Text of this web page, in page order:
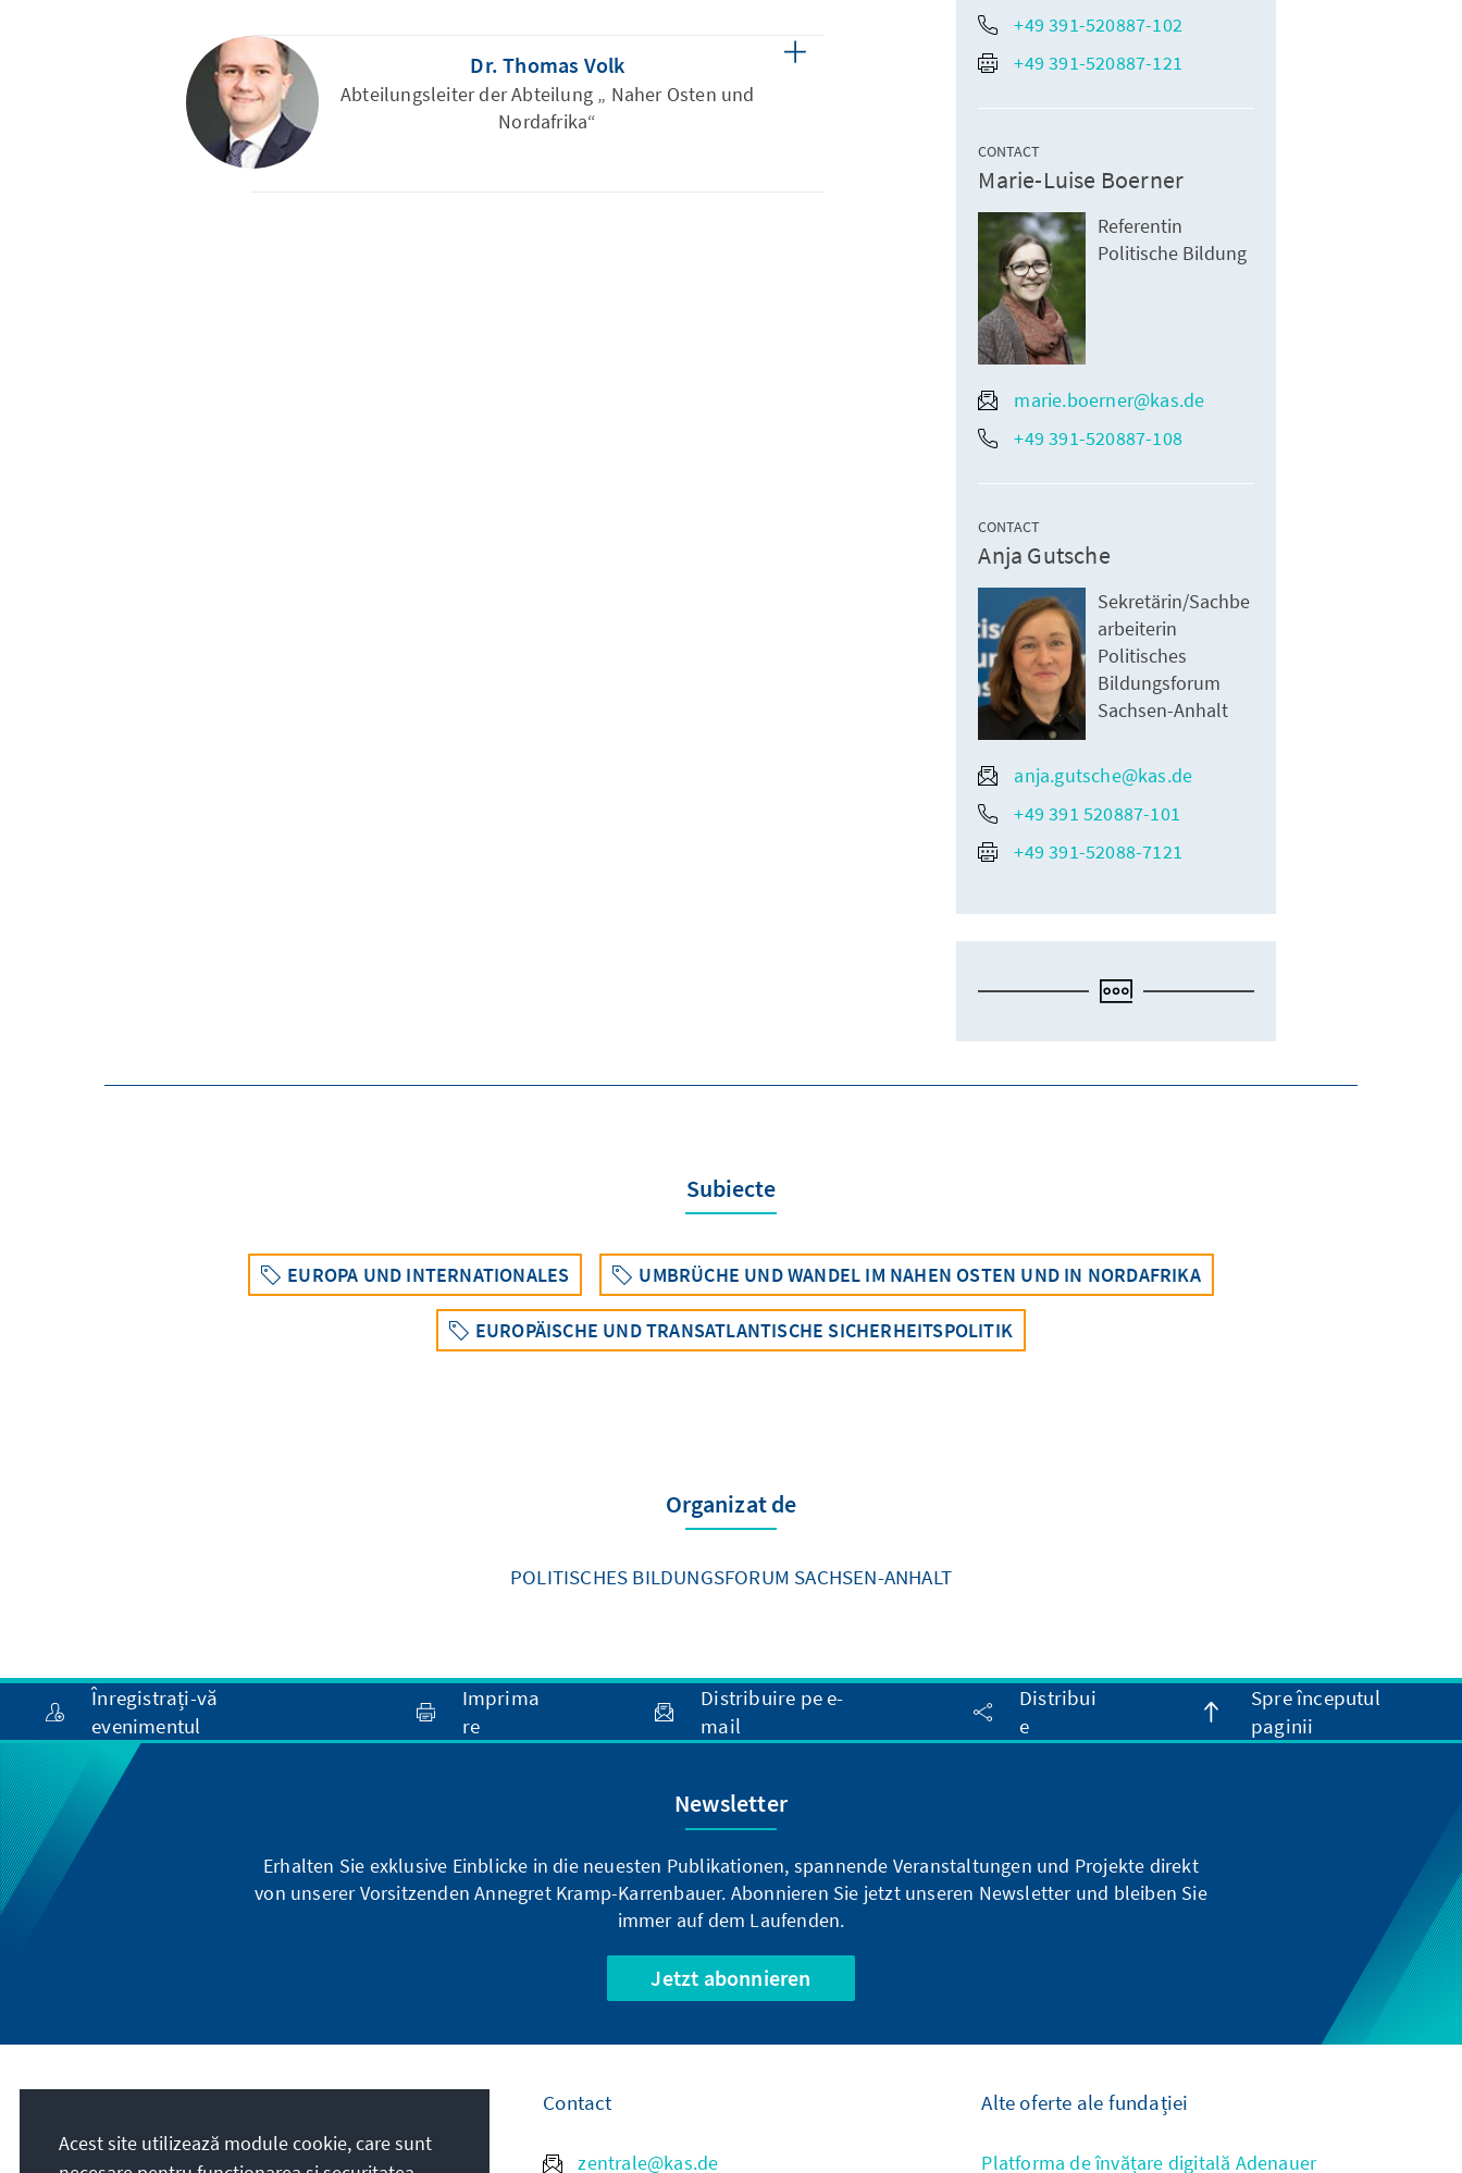
Dr. Thomas Volk
Abteilungsleiter der Abteilung „ Naher Osten und
Nordafrika“
+49 391-520887-102
+49 391-520887-121
CONTACT
Marie-Luise Boerner
Referentin
Politische Bildung
marie.boerner@kas.de
+49 391-520887-108
CONTACT
Anja Gutsche
Sekretärin/Sachbe
arbeiterin
Politisches
Bildungsforum
Sachsen-Anhalt
anja.gutsche@kas.de
+49 391 520887-101
+49 391-52088-7121
Subiecte
EUROPA UND INTERNATIONALES UMBRÜCHE UND WANDEL IM NAHEN OSTEN UND IN NORDAFRIKA
EUROPÄISCHE UND TRANSATLANTISCHE SICHERHEITSPOLITIK
Organizat de
POLITISCHES BILDUNGSFORUM SACHSEN-ANHALT
Înregistrați-vă
evenimentul
Imprima
re
Distribuire pe e-
mail
Distribui
e
Spre începutul
paginii
Newsletter
Erhalten Sie exklusive Einblicke in die neuesten Publikationen, spannende Veranstaltungen und Projekte direkt
von unserer Vorsitzenden Annegret Kramp-Karrenbauer. Abonnieren Sie jetzt unseren Newsletter und bleiben Sie
immer auf dem Laufenden.
Jetzt abonnieren
Die Konrad-Adenauer-Stiftung setzt sich
Contact
zentrale@kas.de
Alte oferte ale fundației
Platforma de învățare digitală Adenauer
Acest site utilizează module cookie, care sunt